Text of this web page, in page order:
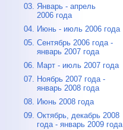
03. Январь - апрель
2006 года
04. Июнь - июль 2006 года
05. Сентябрь 2006 года -
январь 2007 года
06. Март - июль 2007 года
07. Ноябрь 2007 года -
январь 2008 года
08. Июнь 2008 года
09. Октябрь, декабрь 2008
года - январь 2009 года